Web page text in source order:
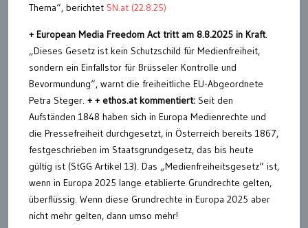
Thema“, berichtet SN.at (22.8.25)
+ European Media Freedom Act tritt am 8.8.2025 in Kraft.
„Dieses Gesetz ist kein Schutzschild für Medienfreiheit,
sondern ein Einfallstor für Brüsseler Kontrolle und
Bevormundung“, warnt die freiheitliche EU-Abgeordnete
Petra Steger. + + ethos.at kommentiert: Seit den
Aufständen 1848 haben sich in Europa Medienrechte und
die Pressefreiheit durchgesetzt, in Österreich bereits 1867,
festgeschrieben im Staatsgrundgesetz, das bis heute
gültig ist (StGG Artikel 13). Das „Medienfreiheitsgesetz“ ist,
wenn in Europa 2025 lange etablierte Grundrechte gelten,
überflüssig. Wenn diese Grundrechte in Europa 2025 aber
nicht mehr gelten, dann umso mehr!